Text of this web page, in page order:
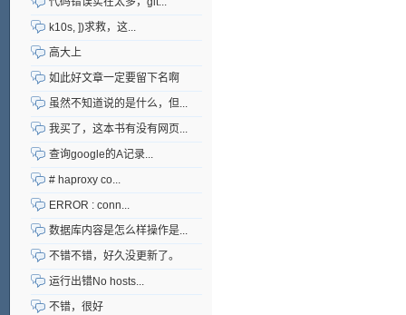
k10s, ])求救，这...
高大上
如此好文章一定要留下名啊
虽然不知道说的是什么，但...
我买了，这本书有没有网页...
查询google的A记录...
# haproxy co...
ERROR : conn...
数据库内容是怎么样操作是...
不错不错，好久没更新了。
运行出错No hosts...
不错，很好